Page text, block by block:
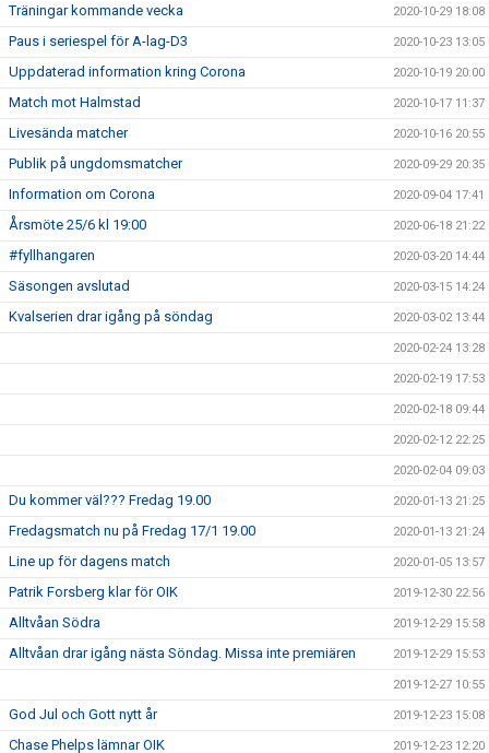
Träningar kommande vecka 2020-10-29 18:08
Paus i seriespel för A-lag-D3 2020-10-23 13:05
Uppdaterad information kring Corona 2020-10-19 20:00
Match mot Halmstad 2020-10-17 11:37
Livesända matcher 2020-10-16 20:55
Publik på ungdomsmatcher 2020-09-29 20:35
Information om Corona 2020-09-04 17:41
Årsmöte 25/6 kl 19:00 2020-06-18 21:22
#fyllhangaren 2020-03-20 14:44
Säsongen avslutad 2020-03-15 14:24
Kvalserien drar igång på söndag 2020-03-02 13:44
2020-02-24 13:28
2020-02-19 17:53
2020-02-18 09:44
2020-02-12 22:25
2020-02-04 09:03
Du kommer väl??? Fredag 19.00 2020-01-13 21:25
Fredagsmatch nu på Fredag 17/1 19.00 2020-01-13 21:24
Line up för dagens match 2020-01-05 13:57
Patrik Forsberg klar för OIK 2019-12-30 22:56
Alltvåan Södra 2019-12-29 15:58
Alltvåan drar igång nästa Söndag. Missa inte premiären 2019-12-29 15:53
2019-12-27 10:55
God Jul och Gott nytt år 2019-12-23 15:08
Chase Phelps lämnar OIK 2019-12-23 12:20